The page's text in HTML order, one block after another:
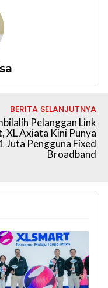
BERITA SELANJUTNYA
Pelanggan Link
XL Axiata Kini Punya
1 Juta Pengguna Fixed
Broadband